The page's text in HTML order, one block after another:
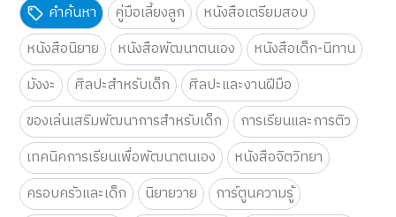
คำค้นหา คู่มือเลี้ยงลูก
หนังสือเตรียมสอบ
หนังสือนิยาย
หนังสือพัฒนาตนเอง
หนังสือเด็ก-นิทาน
มังงะ
ศิลปะสำหรับเด็ก
ศิลปะและงานฝีมือ
ของเล่นเสริมพัฒนาการสำหรับเด็ก
การเรียนและการติว
เทคนิคการเรียนเพื่อพัฒนาตนเอง
หนังสือจิตวิทยา
ครอบครัวและเด็ก
นิยายวาย
การ์ตูนความรู้